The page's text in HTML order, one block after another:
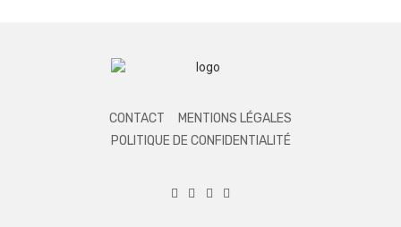
CONTACT
MENTIONS LÉGALES
POLITIQUE DE CONFIDENTIALITÉ